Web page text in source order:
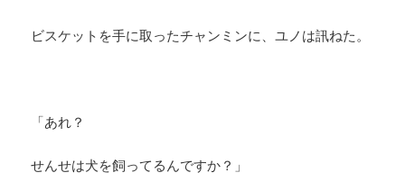
ビスケットを手に取ったチャンミンに、ユノは訊ねた。
「あれ？
せんせは犬を飼ってるんですか？」